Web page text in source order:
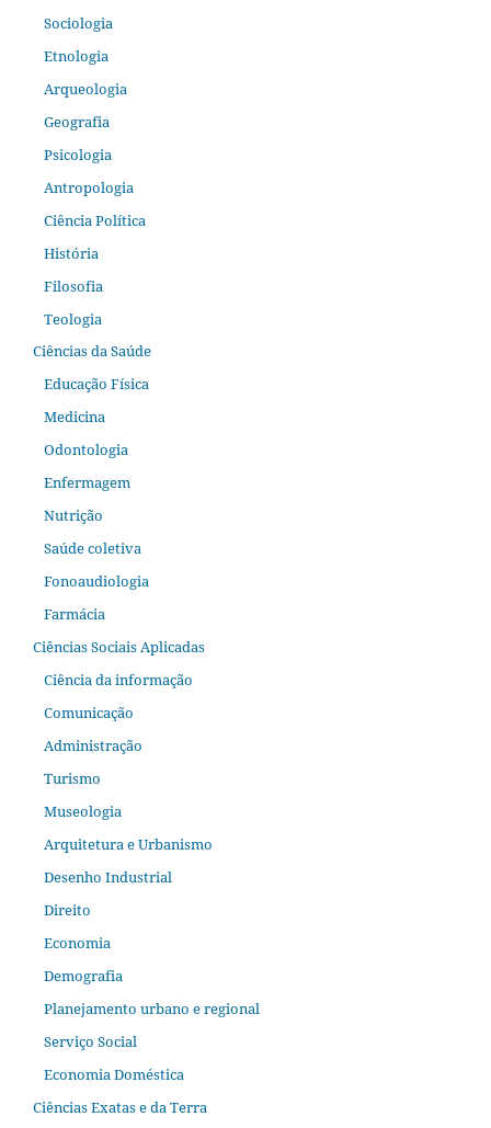
Sociologia
Etnologia
Arqueologia
Geografia
Psicologia
Antropologia
Ciência Política
História
Filosofia
Teologia
Ciências da Saúde
Educação Física
Medicina
Odontologia
Enfermagem
Nutrição
Saúde coletiva
Fonoaudiologia
Farmácia
Ciências Sociais Aplicadas
Ciência da informação
Comunicação
Administração
Turismo
Museologia
Arquitetura e Urbanismo
Desenho Industrial
Direito
Economia
Demografia
Planejamento urbano e regional
Serviço Social
Economia Doméstica
Ciências Exatas e da Terra